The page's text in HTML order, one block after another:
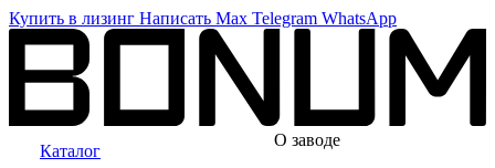
Купить в лизинг Написать Max Telegram WhatsApp
Каталог
О заводе